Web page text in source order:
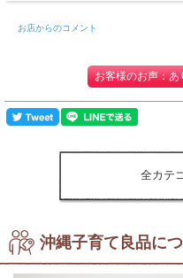
お店からのコメント
お客様のお声：あ
全カテ
沖縄子育て良品に